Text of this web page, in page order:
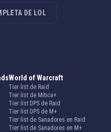
DE LOL
World of Warcraft
Tier list de Raid
Tier list de Mítica+
Tier list DPS de Raid
Tier list DPS de M+
Tier list de Sanadores en Raid
Tier list de Sanadores en M+